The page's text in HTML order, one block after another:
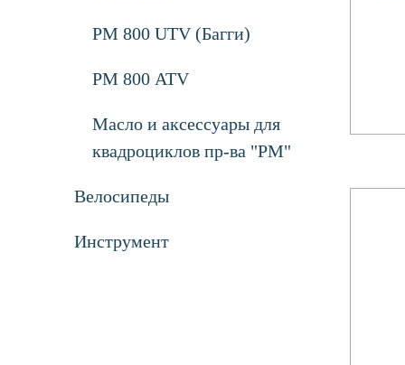
РМ 800 UTV (Багги)
РМ 800 ATV
Масло и аксессуары для
квадроциклов пр-ва "РМ"
Велосипеды
Инструмент